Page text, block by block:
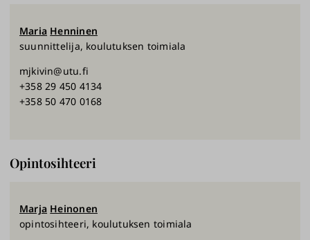
Maria Henninen
suunnittelija, koulutuksen toimiala
mjkivin@utu.fi
+358 29 450 4134
+358 50 470 0168
Opintosihteeri
Marja Heinonen
opintosihteeri, koulutuksen toimiala